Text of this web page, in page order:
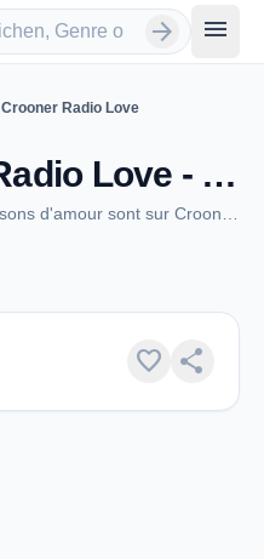
arrow_forward menu
Crooner Radio Love
Crooner Radio Love - Paris
favorite share